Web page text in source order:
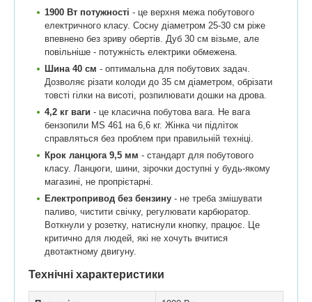
1900 Вт потужності - це верхня межа побутового
електричного класу. Сосну діаметром 25-30 см ріже
впевнено без зриву обертів. Дуб 30 см візьме, але
повільніше - потужність електрики обмежена.
Шина 40 см - оптимальна для побутових задач.
Дозволяє різати колоди до 35 см діаметром, обрізати
товсті гілки на висоті, розпилювати дошки на дрова.
4,2 кг ваги - це класична побутова вага. Не вага
бензопили MS 461 на 6,6 кг. Жінка чи підліток
справляться без проблем при правильній техніці.
Крок ланцюга 9,5 мм - стандарт для побутового
класу. Ланцюги, шини, зірочки доступні у будь-якому
магазині, не пропрієтарні.
Електропривод без бензину - не треба змішувати
паливо, чистити свічку, регулювати карбюратор.
Воткнули у розетку, натиснули кнопку, працює. Це
критично для людей, які не хочуть вчитися
двотактному двигуну.
Технічні характеристики